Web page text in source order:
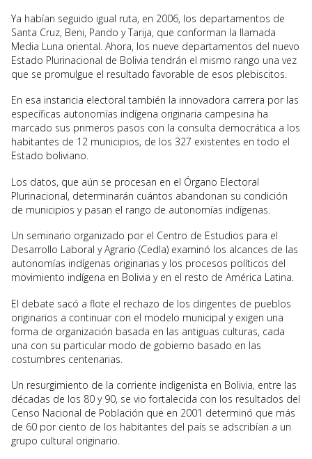
Ya habían seguido igual ruta, en 2006, los departamentos de
Santa Cruz, Beni, Pando y Tarija, que conforman la llamada
Media Luna oriental. Ahora, los nueve departamentos del nuevo
Estado Plurinacional de Bolivia tendrán el mismo rango una vez
que se promulgue el resultado favorable de esos plebiscitos.
En esa instancia electoral también la innovadora carrera por las
específicas autonomías indígena originaria campesina ha
marcado sus primeros pasos con la consulta democrática a los
habitantes de 12 municipios, de los 327 existentes en todo el
Estado boliviano.
Los datos, que aún se procesan en el Órgano Electoral
Plurinacional, determinarán cuántos abandonan su condición
de municipios y pasan el rango de autonomías indígenas.
Un seminario organizado por el Centro de Estudios para el
Desarrollo Laboral y Agrario (Cedla) examinó los alcances de las
autonomías indígenas originarias y los procesos políticos del
movimiento indígena en Bolivia y en el resto de América Latina.
El debate sacó a flote el rechazo de los dirigentes de pueblos
originarios a continuar con el modelo municipal y exigen una
forma de organización basada en las antiguas culturas, cada
una con su particular modo de gobierno basado en las
costumbres centenarias.
Un resurgimiento de la corriente indigenista en Bolivia, entre las
décadas de los 80 y 90, se vio fortalecida con los resultados del
Censo Nacional de Población que en 2001 determinó que más
de 60 por ciento de los habitantes del país se adscribían a un
grupo cultural originario.